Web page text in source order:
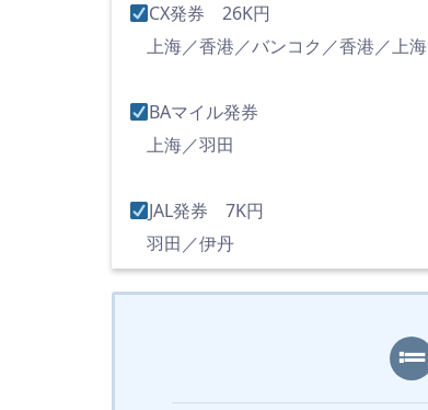
CX発券 26K円
上海／香港／バンコク／香港／上海
BAマイル発券
上海／羽田
JAL発券 7K円
羽田／伊丹